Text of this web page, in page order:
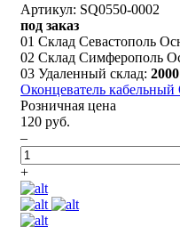
Артикул: SQ0550-0002
под заказ
01 Склад Севастополь
02 Склад Симферополь
03 Удаленный склад:
Оконцеватель
Розничная цена
120 руб.
–
+